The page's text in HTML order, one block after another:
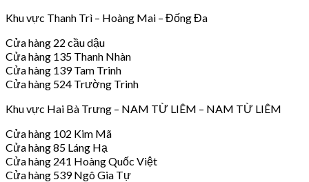
Khu vực Thanh Trì – Hoàng Mai – Đống Đa
Cửa hàng 22 cầu dậu
Cửa hàng 135 Thanh Nhàn
Cửa hàng 139 Tam Trinh
Cửa hàng 524 Trường Trinh
Khu vực Hai Bà Trưng – NAM TỪ LIÊM – NAM TỪ LIÊM
Cửa hàng 102 Kim Mã
Cửa hàng 85 Láng Hạ
Cửa hàng 241 Hoàng Quốc Việt
Cửa hàng 539 Ngô Gia Tự